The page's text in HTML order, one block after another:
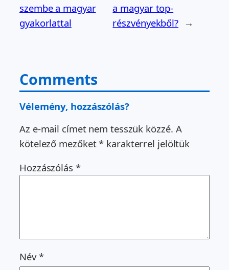
szembe a magyar
gyakorlattal
a magyar top-
részvényekből? →
Comments
Vélemény, hozzászólás?
Az e-mail címet nem tesszük közzé. A
kötelező mezőket* karakterrel jelöltük
Hozzászólás *
Név*